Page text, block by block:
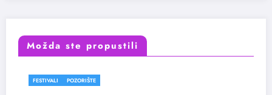
Možda ste propustili
FESTIVALI POZORIŠTE